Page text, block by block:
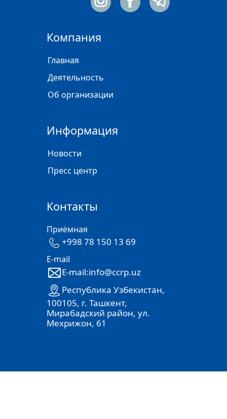
Компания
Главная
Деятельность
Об организации
Информация
Новости
Пресс центр
Контакты
Приёмная
+998 78 150 13 69
E-mail
E-mail:info@ccrp.uz
Республика Узбекистан,
100105, г. Ташкент,
Мирабадский район, ул.
Мехрижон, 61